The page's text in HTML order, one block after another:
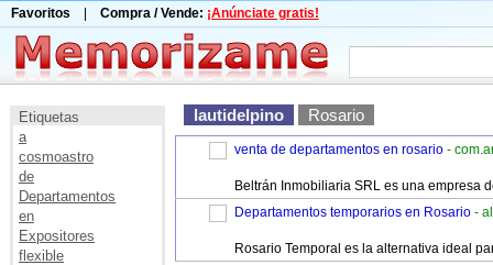
Favoritos Compra / Vende: ¡Anúnciate gratis!
Etiquetas
a
cosmoastro
de
Departamentos
en
Expositores
flexible
lautidelpino Rosario
venta de departamentos en rosario -
Beltrán Inmobiliaria SRL es una empresa
Departamentos temporarios en Rosario -
Rosario Temporal es la alternativa ideal